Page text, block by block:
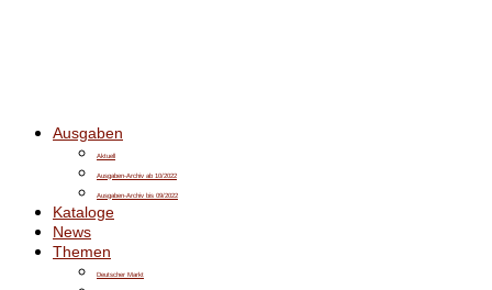
Ausgaben
Aktuell
Ausgaben-Archiv ab 10/2022
Ausgaben-Archiv bis 09/2022
Kataloge
News
Themen
Deutscher Markt